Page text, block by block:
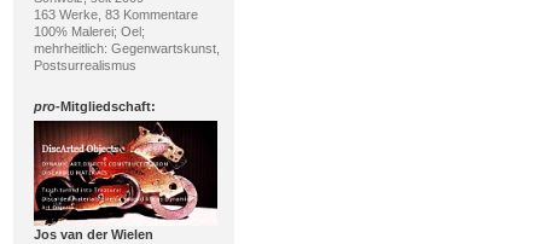
163 Werke, 83 Kommentare
100% Malerei; Oel;
mehrheitlich: Gegenwartskunst,
Postsurrealismus
pro-Mitgliedschaft:
Jos van der Wielen